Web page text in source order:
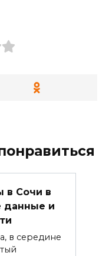
в Сочи в
данные и
в середине